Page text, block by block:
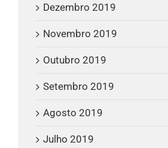
Dezembro 2019
Novembro 2019
Outubro 2019
Setembro 2019
Agosto 2019
Julho 2019